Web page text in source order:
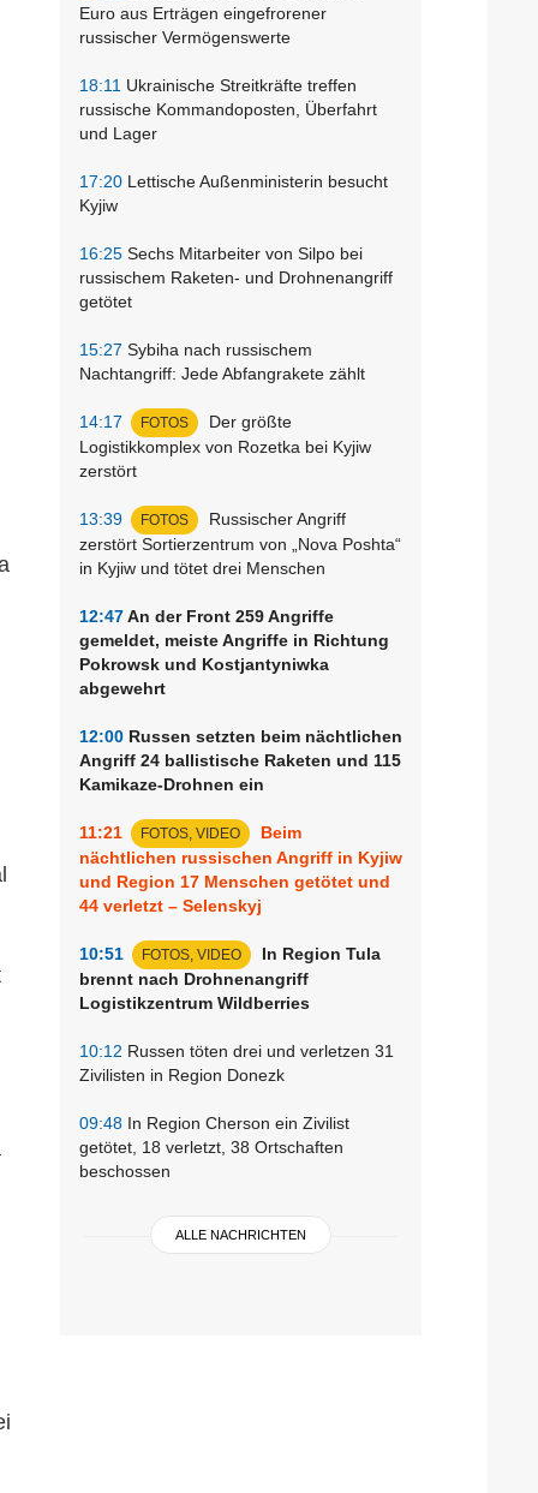
Euro aus Erträgen eingefrorener
russischer Vermögenswerte
18:11 Ukrainische Streitkräfte treffen
russische Kommandoposten, Überfahrt
und Lager
17:20 Lettische Außenministerin besucht
Kyjiw
16:25 Sechs Mitarbeiter von Silpo bei
russischem Raketen- und Drohnenangriff
getötet
15:27 Sybiha nach russischem
Nachtangriff: Jede Abfangrakete zählt
14:17 FOTOS
Der größte
Logistikkomplex von Rozetka bei Kyjiw
zerstört
13:39 FOTOS
Russischer Angriff
zerstört Sortierzentrum von „Nova Poshta“
in Kyjiw und tötet drei Menschen
12:47An der Front 259 Angriffe
gemeldet, meiste Angriffe in Richtung
Pokrowsk und Kostjantyniwka
abgewehrt
12:00 Russen setzten beim nächtlichen
Angriff 24 ballistische Raketen und 115
Kamikaze-Drohnen ein
11:21 FOTOS, VIDEO
Beim
nächtlichen russischen Angriff in Kyjiw
und Region 17 Menschen getötet und
44 verletzt – Selenskyj
10:51 FOTOS, VIDEO
In Region Tula
brennt nach Drohnenangriff
Logistikzentrum Wildberries
10:12 Russen töten drei und verletzen 31
Zivilisten in Region Donezk
09:48 In Region Cherson ein Zivilist
getötet, 18 verletzt, 38 Ortschaften
beschossen
ALLE NACHRICHTEN